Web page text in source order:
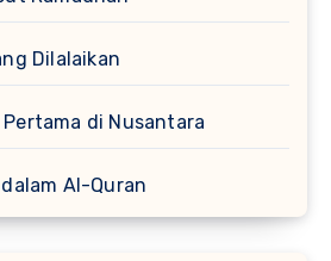
Dilalaikan
di Nusantara
Al-Quran